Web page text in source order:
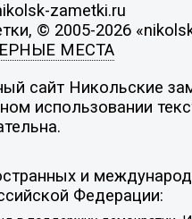
zametki.ru
© 2005-2026
МЕСТА
сайт Никольские
использовании
и
Федерации: